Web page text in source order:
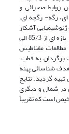
روابط صحرائی و
رگه- رگچه ای،
آشکار
نمود که مقدار FeT در نمونه های مغزه حفاری در بازه ای از 85/3 الی
مغناطیس
به قطب،
شناسائی پهنه
گردید. نتایج
در شمال و دیگری
است که تقریباً